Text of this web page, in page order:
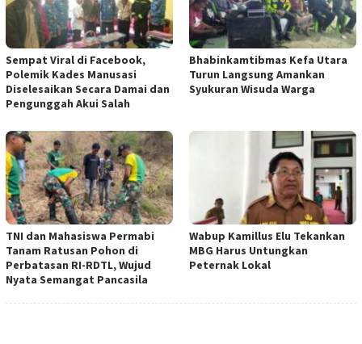
Sempat Viral di Facebook,
Polemik Kades Manusasi
Diselesaikan Secara Damai dan
Pengunggah Akui Salah
Bhabinkamtibmas Kefa Utara
Turun Langsung Amankan
Syukuran Wisuda Warga
TNI dan Mahasiswa Permabi
Tanam Ratusan Pohon di
Perbatasan RI-RDTL, Wujud
Nyata Semangat Pancasila
Wabup Kamillus Elu Tekankan
MBG Harus Untungkan
Peternak Lokal